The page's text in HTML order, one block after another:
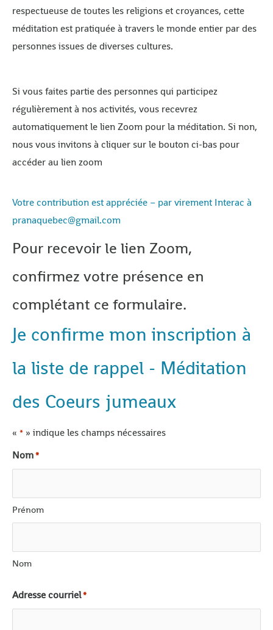
respectueuse de toutes les religions et croyances, cette
méditation est pratiquée à travers le monde entier par des
personnes issues de diverses cultures.
Si vous faites partie des personnes qui participez
régulièrement à nos activités, vous recevrez
automatiquement le lien Zoom pour la méditation. Si non,
nous vous invitons à cliquer sur le bouton ci-bas pour
accéder au lien zoom
Votre contribution est appréciée – par virement Interac à
pranaquebec@gmail.com
Pour recevoir le lien Zoom,
confirmez votre présence en
complétant ce formulaire.
Je confirme mon inscription à
la liste de rappel - Méditation
des Coeurs jumeaux
« * » indique les champs nécessaires
Nom*
Prénom
Nom
Adresse courriel*